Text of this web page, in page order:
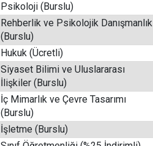
Psikoloji (Burslu)
Rehberlik ve Psikolojik Danışmanlık
(Burslu)
Hukuk (Ücretli)
Siyaset Bilimi ve Uluslararası
İlişkiler (Burslu)
İç Mimarlık ve Çevre Tasarımı
(Burslu)
İşletme (Burslu)